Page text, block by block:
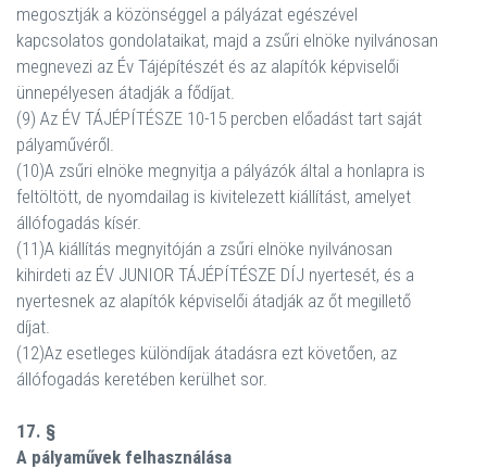
megosztják a közönséggel a pályázat egészével
kapcsolatos gondolataikat, majd a zsűri elnöke nyilvánosan
megnevezi az Év Tájépítészét és az alapítók képviselői
ünnepélyesen átadják a fődíjat.
(9) Az ÉV TÁJÉPÍTÉSZE 10-15 percben előadást tart saját
pályaművéről.
(10)A zsűri elnöke megnyitja a pályázók által a honlapra is
feltöltött, de nyomdailag is kivitelezett kiállítást, amelyet
állófogadás kísér.
(11)A kiállítás megnyitóján a zsűri elnöke nyilvánosan
kihirdeti az ÉV JUNIOR TÁJÉPÍTÉSZE DÍJ nyertesét, és a
nyertesnek az alapítók képviselői átadják az őt megillető
díjat.
(12)Az esetleges különdíjak átadásra ezt követően, az
állófogadás keretében kerülhet sor.
17. §
A pályaművek felhasználása